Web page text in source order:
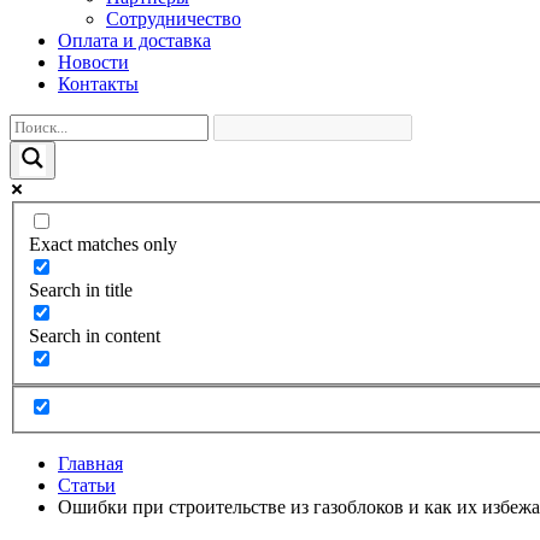
Сотрудничество
Оплата и доставка
Новости
Контакты
Exact matches only
Search in title
Search in content
Главная
Статьи
Ошибки при строительстве из газоблоков и как их